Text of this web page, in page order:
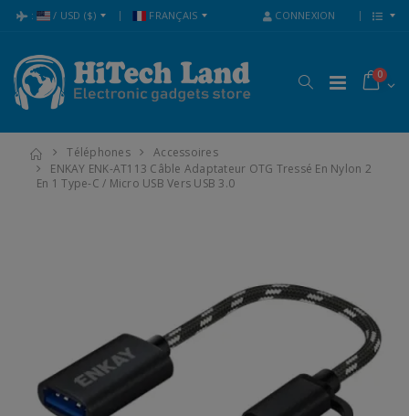
: / USD ($) FRANÇAIS CONNEXION
0
Téléphones
Accessoires
ENKAY ENK-AT113 Câble Adaptateur OTG Tressé En Nylon 2
En 1 Type-C / Micro USB Vers USB 3.0